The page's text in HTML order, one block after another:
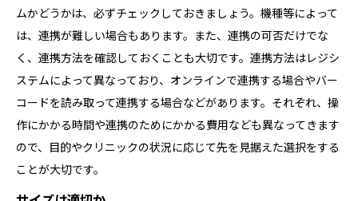
ムかどうかは、必ずチェックしておきましょう。機種等によって
は、連携が難しい場合もあります。また、連携の可否だけでな
く、連携方法を確認しておくことも大切です。連携方法はレジシ
ステムによって異なっており、オンラインで連携する場合やバー
コードを読み取って連携する場合などがあります。それぞれ、操
作にかかる時間や連携のためにかかる費用なども異なってきます
ので、目的やクリニックの状況に応じて先を見据えた選択をする
ことが大切です。